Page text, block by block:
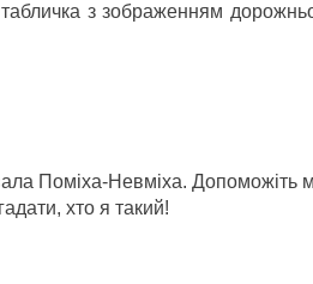
з зображенням
Помiха-Невмiха. Допоможіть
хто я такий!